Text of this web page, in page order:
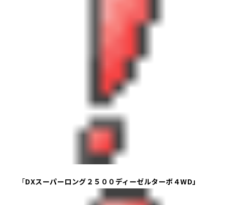
「DXスーパーロング２５００ディーゼルターボ４WD」